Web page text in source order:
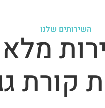
השירותים שלנומלא
קורת